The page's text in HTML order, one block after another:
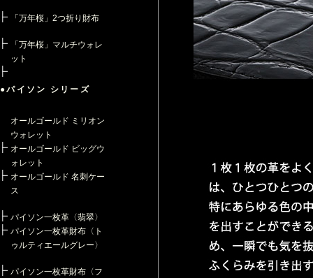
「万年桜」2つ折り財布
「万年桜」マルチウォレ
ット
●パイソン シリーズ
オールゴールド ミリオン
ウォレット
オールゴールド ビッグウ
ォレット
オールゴールド 名刺ケー
ス
パイソン一枚革〈翡翠〉
パイソン一枚革財布〈ト
ゥルティエールグレー〉
パイソン一枚革財布〈フ